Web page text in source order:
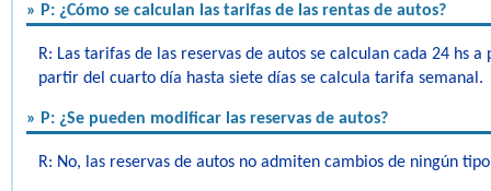
» P: ¿Cómo se calculan las tarifas de las rentas de autos?
R: Las tarifas de las reservas de autos se calculan cada 24 hs
partir del cuarto día hasta siete días se calcula tarifa semanal.
» P: ¿Se pueden modificar las reservas de autos?
R: No, las reservas de autos no admiten cambios de ningún